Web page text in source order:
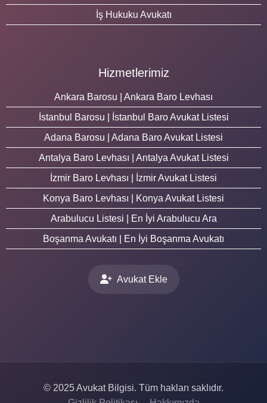
İş Hukuku Avukatı
Hizmetlerimiz
Ankara Barosu | Ankara Baro Levhası
İstanbul Barosu | İstanbul Baro Avukat Listesi
Adana Barosu | Adana Baro Avukat Listesi
Antalya Baro Levhası | Antalya Avukat Listesi
İzmir Baro Levhası | İzmir Avukat Listesi
Konya Baro Levhası | Konya Avukat Listesi
Arabulucu Listesi | En İyi Arabulucu Ara
Boşanma Avukatı | En İyi Boşanma Avukatı
Avukat Ekle
© 2025 Avukat Bilgisi. Tüm hakları saklıdır.